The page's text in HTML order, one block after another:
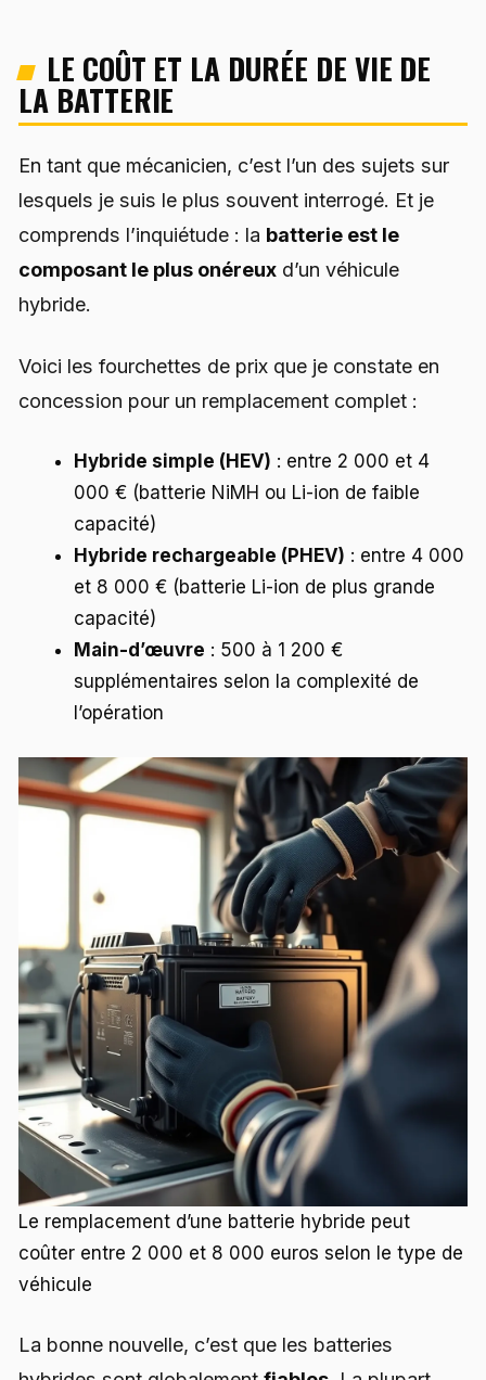
LE COÛT ET LA DURÉE DE VIE DE
LA BATTERIE
En tant que mécanicien, c’est l’un des sujets sur
lesquels je suis le plus souvent interrogé. Et je
comprends l’inquiétude : la batterie est le
composant le plus onéreux d’un véhicule
hybride.
Voici les fourchettes de prix que je constate en
concession pour un remplacement complet :
Hybride simple (HEV) : entre 2 000 et 4
000 € (batterie NiMH ou Li-ion de faible
capacité)
Hybride rechargeable (PHEV) : entre 4 000
et 8 000 € (batterie Li-ion de plus grande
capacité)
Main-d’œuvre : 500 à 1 200 €
supplémentaires selon la complexité de
l’opération
Le remplacement d’une batterie hybride peut
coûter entre 2 000 et 8 000 euros selon le type de
véhicule
La bonne nouvelle, c’est que les batteries